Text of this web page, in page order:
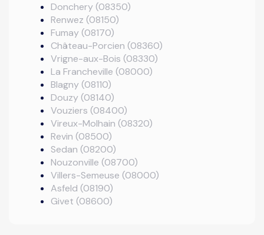
Donchery (08350)
Renwez (08150)
Fumay (08170)
Château-Porcien (08360)
Vrigne-aux-Bois (08330)
La Francheville (08000)
Blagny (08110)
Douzy (08140)
Vouziers (08400)
Vireux-Molhain (08320)
Revin (08500)
Sedan (08200)
Nouzonville (08700)
Villers-Semeuse (08000)
Asfeld (08190)
Givet (08600)